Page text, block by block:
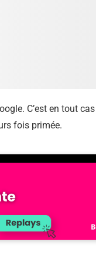
C’est en tout
fois primée.